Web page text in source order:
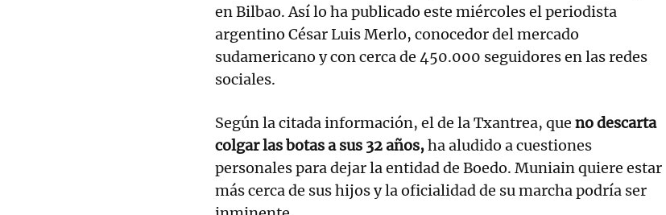
en Bilbao. Así lo ha publicado este miércoles el periodista
argentino César Luis Merlo, conocedor del mercado
sudamericano y con cerca de 450.000 seguidores en las redes
sociales.
Según la citada información, el de la Txantrea, que no descarta
colgar las botas a sus 32 años,ha aludido a cuestiones
personales para dejar la entidad de Boedo. Muniain quiere estar
más cerca de sus hijos y la oficialidad de su marcha podría ser